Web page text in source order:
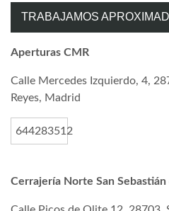
TRABAJAMOS
Aperturas CMR
Calle Mercedes Izquierdo, 4,
Reyes, Madrid
644283512
Cerrajería Norte San Sebastián